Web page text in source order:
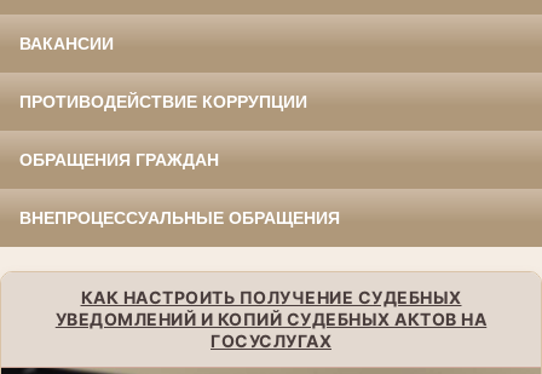
ВАКАНСИИ
ПРОТИВОДЕЙСТВИЕ КОРРУПЦИИ
ОБРАЩЕНИЯ ГРАЖДАН
ВНЕПРОЦЕССУАЛЬНЫЕ ОБРАЩЕНИЯ
КАК НАСТРОИТЬ ПОЛУЧЕНИЕ СУДЕБНЫХ
УВЕДОМЛЕНИЙ И КОПИЙ СУДЕБНЫХ АКТОВ НА
ГОСУСЛУГАХ